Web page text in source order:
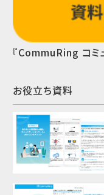
『CommuRing コミ
お役立ち資料